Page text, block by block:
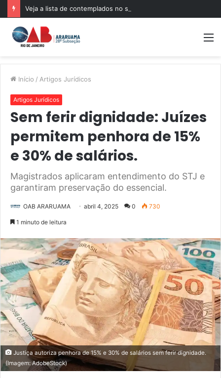
Início / Artigos Jurídicos
Artigos Jurídicos
Sem ferir dignidade: Juízes
permitem penhora de 15%
e 30% de salários.
Magistrados aplicaram entendimento do STJ e
garantiram preservação do essencial.
OAB ARARUAMA abril 4, 2025 0 730
1 minuto de leitura
Justiça autoriza penhora de 15% e 30% de salários sem ferir dignidade.
(Imagem: AdobeStock)